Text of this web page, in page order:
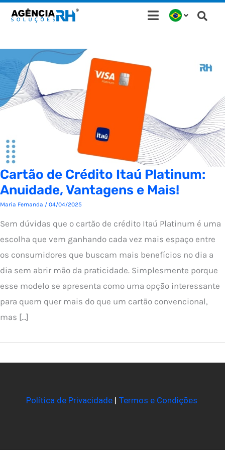
para
conteúdo
Cartão de Crédito Itaú Platinum:
Anuidade, Vantagens e Mais!
Maria Fernanda / 04/04/2025
Sem dúvidas que o cartão de crédito Itaú Platinum é uma
escolha que vem ganhando cada vez mais espaço entre
os consumidores que buscam mais benefícios no dia a
dia sem abrir mão da praticidade. Simplesmente porque
esse modelo se apresenta como uma opção interessante
para quem quer mais do que um cartão convencional,
mas […]
Política de Privacidade| Termos e Condições